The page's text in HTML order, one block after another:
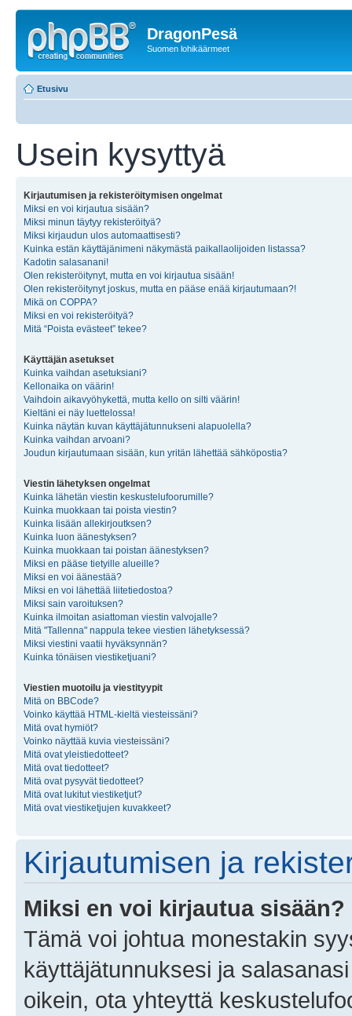
DragonPesä
Suomen lohikäärmeet
Etusivu
Usein kysyttyä
Kirjautumisen ja rekisteröitymisen ongelmat
Miksi en voi kirjautua sisään?
Miksi minun täytyy rekisteröityä?
Miksi kirjaudun ulos automaattisesti?
Kuinka estän käyttäjänimeni näkymästä paikallaolijoiden listassa?
Kadotin salasanani!
Olen rekisteröitynyt, mutta en voi kirjautua sisään!
Olen rekisteröitynyt joskus, mutta en pääse enää kirjautumaan?!
Mikä on COPPA?
Miksi en voi rekisteröityä?
Mitä “Poista evästeet” tekee?
Käyttäjän asetukset
Kuinka vaihdan asetuksiani?
Kellonaika on väärin!
Vaihdoin aikavyöhykettä, mutta kello on silti väärin!
Kieltäni ei näy luettelossa!
Kuinka näytän kuvan käyttäjätunnukseni alapuolella?
Kuinka vaihdan arvoani?
Joudun kirjautumaan sisään, kun yritän lähettää sähköpostia?
Viestin lähetyksen ongelmat
Kuinka lähetän viestin keskustelufoorumille?
Kuinka muokkaan tai poista viestin?
Kuinka lisään allekirjoutksen?
Kuinka luon äänestyksen?
Kuinka muokkaan tai poistan äänestyksen?
Miksi en pääse tietyille alueille?
Miksi en voi äänestää?
Miksi en voi lähettää liitetiedostoa?
Miksi sain varoituksen?
Kuinka ilmoitan asiattoman viestin valvojalle?
Mitä "Tallenna" nappula tekee viestien lähetyksessä?
Miksi viestini vaatii hyväksynnän?
Kuinka tönäisen viestiketjuani?
Viestien muotoilu ja viestityypit
Mitä on BBCode?
Voinko käyttää HTML-kieltä viesteissäni?
Mitä ovat hymiöt?
Voinko näyttää kuvia viesteissäni?
Mitä ovat yleistiedotteet?
Mitä ovat tiedotteet?
Mitä ovat pysyvät tiedotteet?
Mitä ovat lukitut viestiketjut?
Mitä ovat viestiketjujen kuvakkeet?
Kirjautumisen ja
Miksi en voi kirjautua sisään?
Tämä voi johtua monestakin
käyttäjätunnuksesi ja
oikein, ota yhteyttä